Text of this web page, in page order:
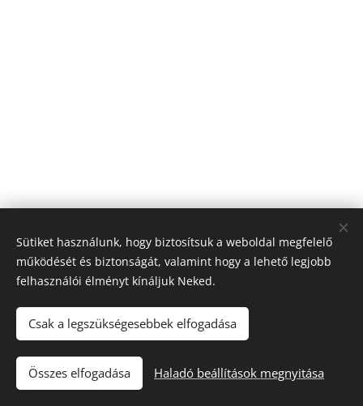
© 2024 Minden jog fenntartva
Adatkezelési tájékoztató|Részvételi feltételek
Nyereményszabályzat
Az oldalt a
Webnode Sütik
Sütiket használunk, hogy biztosítsuk a weboldal megfelelő
működését és biztonságát, valamint hogy a lehető legjobb
felhasználói élményt kínáljuk Neked.
Csak a legszükségesebbek elfogadása
Összes elfogadása Haladó beállítások megnyitása